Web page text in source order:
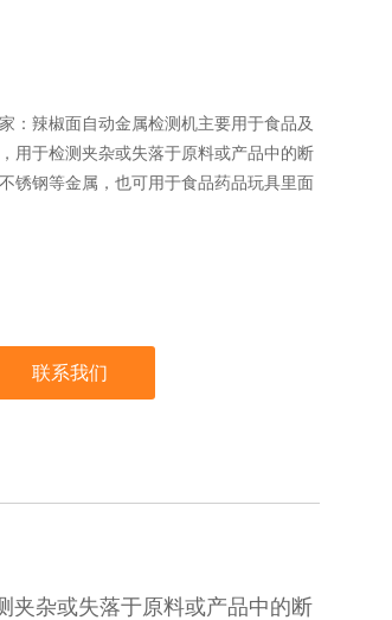
：辣椒面自动金属检测机主要用于食品及
用于检测夹杂或失落于原料或产品中的断
锈钢等金属，也可用于食品药品玩具里面
联系我们
夹杂或失落于原料或产品中的断